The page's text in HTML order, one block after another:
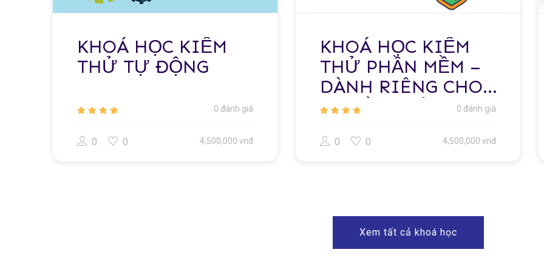
KHOÁ HỌC KIỂM
THỬ TỰ ĐỘNG
0 đánh giá
0 0 4,500,000 vnđ
KHOÁ HỌC KIỂM
THỬ PHẦN MỀM –
DÀNH RIÊNG CHO
NGƯỜI TRÁI
0 đánh giá
0 0 4,500,000 vnđ
Xem tất cả khoá học